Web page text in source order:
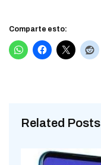
Comparte esto:
Related Posts